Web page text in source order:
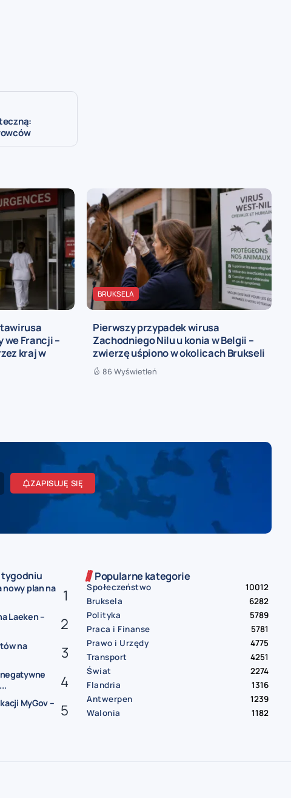
we Francji –
kraj w
BRUKSELA
Pierwszy przypadek wirusa
Zachodniego Nilu u konia w Belgii –
zwierzę uśpiono w okolicach Brukseli
86 Wyświetleń
ZAPISUJĘ SIĘ
tygodniu
nowy plan na
Laeken –
na
MyGov –
Popularne kategorie
Społeczeństwo
10012
Bruksela
6282
Polityka
5789
Praca i Finanse
5781
Prawo i Urzędy
4775
Transport
4251
Świat
2274
Flandria
1316
Antwerpen
1239
Walonia
1182